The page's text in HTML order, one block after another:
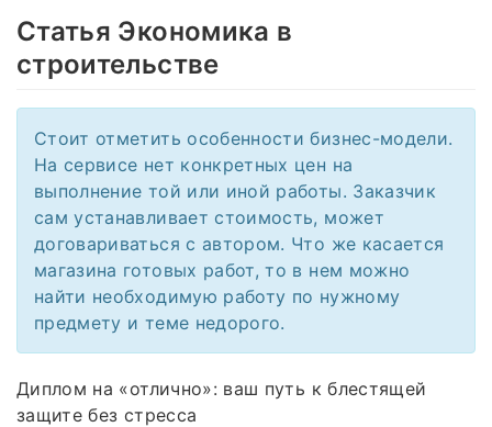
Статья Экономика в
строительстве
Стоит отметить особенности бизнес-модели.
На сервисе нет конкретных цен на
выполнение той или иной работы. Заказчик
сам устанавливает стоимость, может
договариваться с автором. Что же касается
магазина готовых работ, то в нем можно
найти необходимую работу по нужному
предмету и теме недорого.
Диплом на «отлично»: ваш путь к блестящей
защите без стресса